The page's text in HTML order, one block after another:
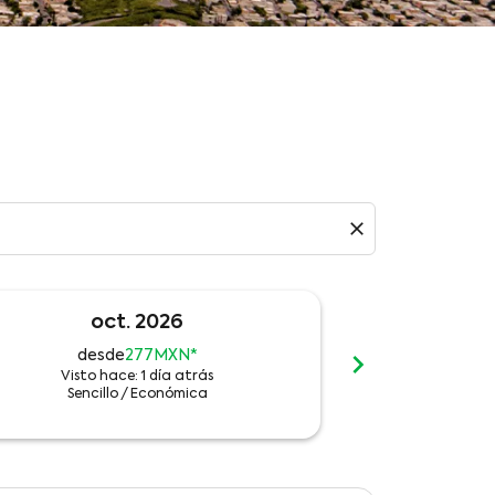
close
oct. 2026
desde277MXN*
Visto hace: 1 día atrás
Sencillo / Económica
chevron_right